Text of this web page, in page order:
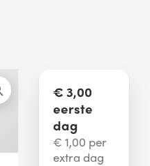
€ 3,00
eerste
dag
€ 1,00 per
extra dag